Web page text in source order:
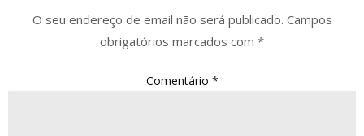
O seu endereço de email não será publicado. Campos
obrigatórios marcados com *
Comentário *